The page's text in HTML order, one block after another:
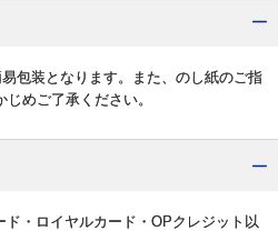
包装となります。また、のし紙のご指
めご了承ください。
・ロイヤルカード・OPクレジット以